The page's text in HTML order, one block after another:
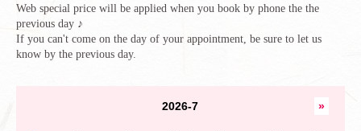
Web special price will be applied when you book by phone the the
previous day ♪
If you can't come on the day of your appointment, be sure to let us
know by the previous day.
2026-7 »